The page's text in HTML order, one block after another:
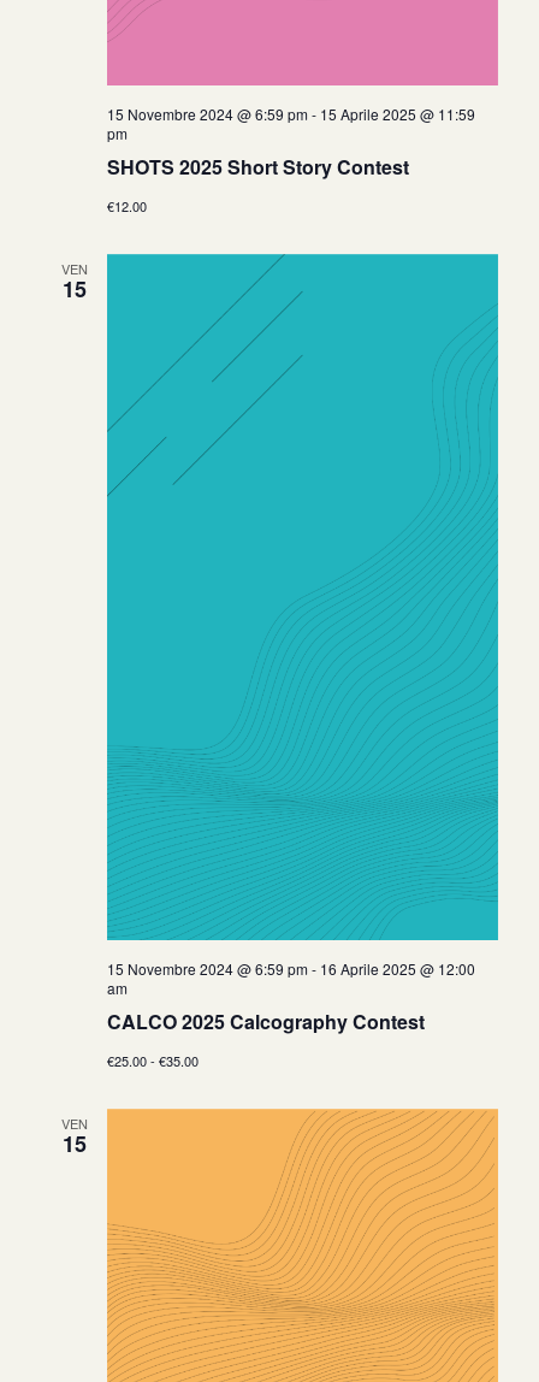
15 Novembre 2024 @ 6:59 pm- 15 Aprile 2025 @ 11:59
pm
SHOTS 2025 Short Story Contest
€12.00
VEN
15
15 Novembre 2024 @ 6:59 pm- 16 Aprile 2025 @ 12:00
am
CALCO 2025 Calcography Contest
€25.00 - €35.00
VEN
15